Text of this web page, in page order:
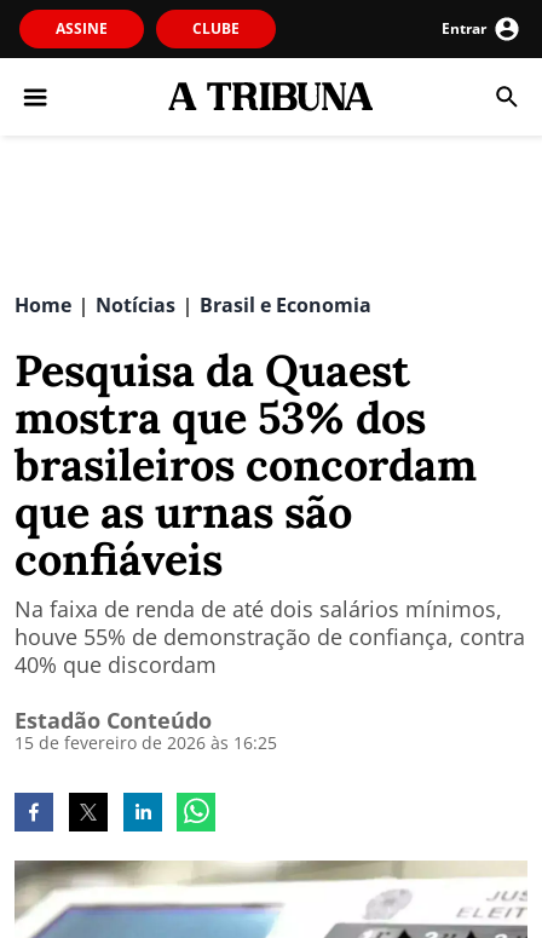
ASSINE CLUBE Entrar
Home | Notícias | Brasil e Economia
Pesquisa da Quaest
mostra que 53% dos
brasileiros concordam
que as urnas são
confiáveis
Na faixa de renda de até dois salários mínimos,
houve 55% de demonstração de confiança, contra
40% que discordam
Estadão Conteúdo
15 de fevereiro de 2026 às 16:25